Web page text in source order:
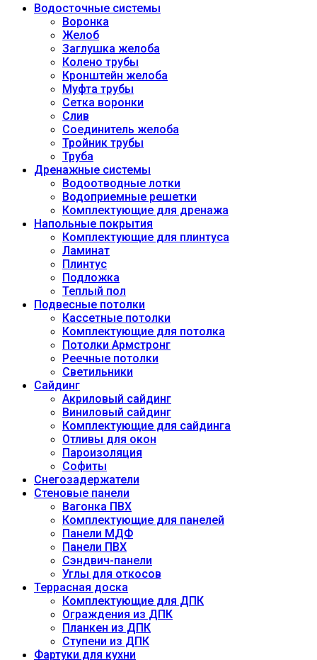
Водосточные системы
Воронка
Желоб
Заглушка желоба
Колено трубы
Кронштейн желоба
Муфта трубы
Сетка воронки
Слив
Соединитель желоба
Тройник трубы
Труба
Дренажные системы
Водоотводные лотки
Водоприемные решетки
Комплектующие для дренажа
Напольные покрытия
Комплектующие для плинтуса
Ламинат
Плинтус
Подложка
Теплый пол
Подвесные потолки
Кассетные потолки
Комплектующие для потолка
Потолки Армстронг
Реечные потолки
Светильники
Сайдинг
Акриловый сайдинг
Виниловый сайдинг
Комплектующие для сайдинга
Отливы для окон
Пароизоляция
Софиты
Снегозадержатели
Стеновые панели
Вагонка ПВХ
Комплектующие для панелей
Панели МДФ
Панели ПВХ
Сэндвич-панели
Углы для откосов
Террасная доска
Комплектующие для ДПК
Ограждения из ДПК
Планкен из ДПК
Ступени из ДПК
Фартуки для кухни